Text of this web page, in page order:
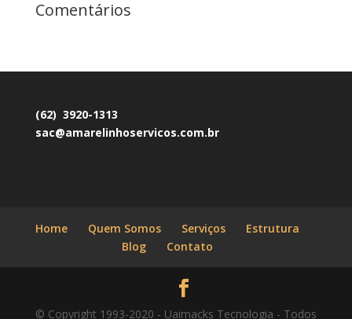
Comentários
(62) 3920-1313
sac@amarelinhoservicos.com.br
Home Quem Somos Serviços
Estrutura
Blog
Contato
© Copyright 1993-2020 - Uaimacks Tecnologia - Todos